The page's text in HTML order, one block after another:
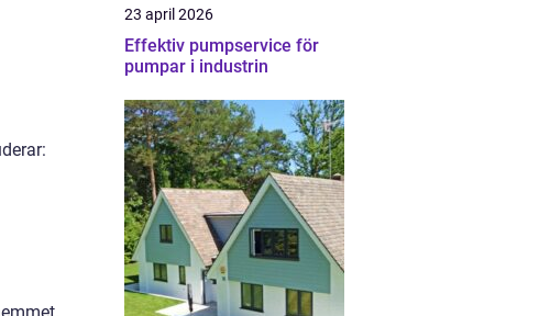
23 april 2026
Effektiv pumpservice för
pumpar i industrin